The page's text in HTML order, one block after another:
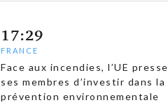
17:29
FRANCE
Face aux incendies, l’UE presse
ses membres d’investir dans la
prévention environnementale